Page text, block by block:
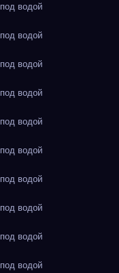
водой
водой
водой
водой
водой
водой
водой
водой
водой
водой